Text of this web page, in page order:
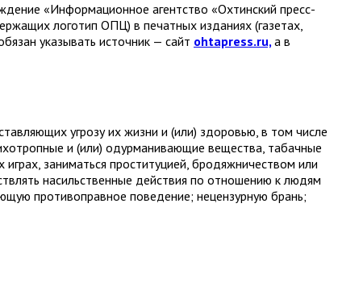
«Информационное агентство «Охтинский пресс-
логотип ОПЦ) в печатных изданиях (газетах,
указывать источник — сайт ohtapress.ru, а в
угрозу их жизни и (или) здоровью, в том числе
и (или) одурманивающие вещества, табачные
заниматься проституцией, бродяжничеством или
насильственные действия по отношению к людям
противоправное поведение; нецензурную брань;